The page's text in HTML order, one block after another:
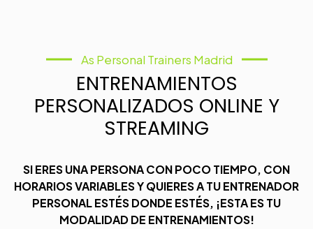
As Personal Trainers Madrid
ENTRENAMIENTOS
PERSONALIZADOS ONLINE Y
STREAMING
SI ERES UNA PERSONA CON POCO TIEMPO, CON
HORARIOS VARIABLES Y QUIERES A TU ENTRENADOR
PERSONAL ESTÉS DONDE ESTÉS, ¡ESTA ES TU
MODALIDAD DE ENTRENAMIENTOS!